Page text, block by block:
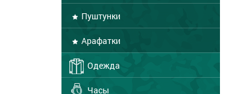
Пуштунки
Арафатки
Одежда
Часы